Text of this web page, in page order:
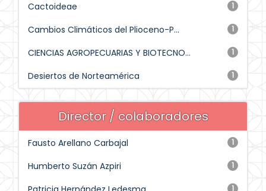
1
Cactoideae
1
Cambios Climáticos del Plioceno-P...
1
CIENCIAS AGROPECUARIAS Y BIOTECNO...
1
Desiertos de Norteamérica
Director / colaboradores
1
Fausto Arellano Carbajal
1
Humberto Suzán Azpiri
1